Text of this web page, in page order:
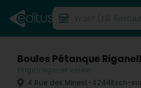
Boules Pétanque
4 Rue des MinesL-4244Esch-